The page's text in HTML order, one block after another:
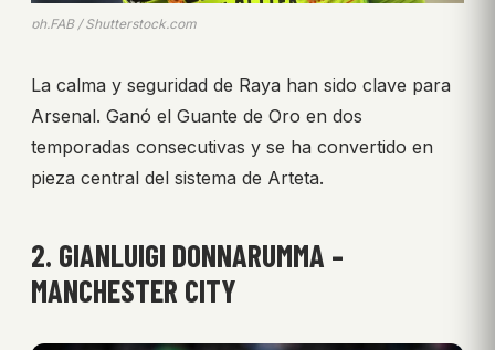
ph.FAB / Shutterstock.com
La calma y seguridad de Raya han sido clave para
Arsenal. Ganó el Guante de Oro en dos
temporadas consecutivas y se ha convertido en
pieza central del sistema de Arteta.
2. GIANLUIGI DONNARUMMA –
MANCHESTER CITY